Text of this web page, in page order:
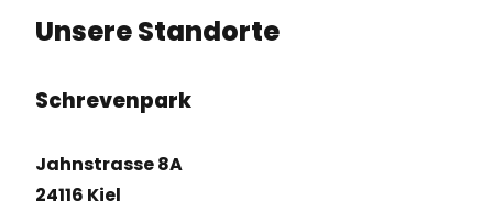
Unsere Standorte
Schrevenpark
Jahnstrasse 8A
24116 Kiel